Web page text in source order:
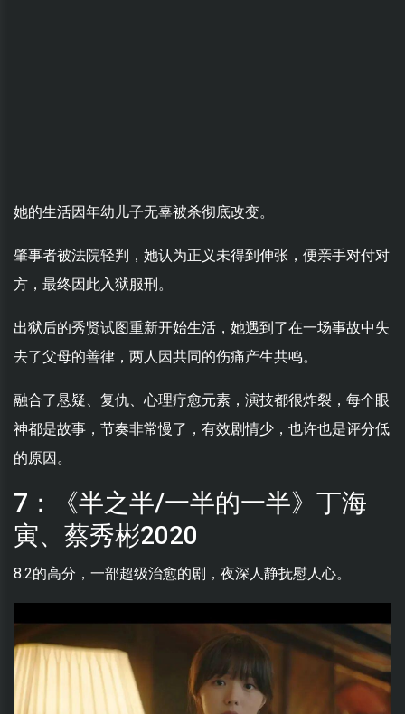
她的生活因年幼儿子无辜被杀彻底改变。
肇事者被法院轻判，她认为正义未得到伸张，便亲手对付对
方，最终因此入狱服刑。
出狱后的秀贤试图重新开始生活，她遇到了在一场事故中失
去了父母的善律，两人因共同的伤痛产生共鸣。
融合了悬疑、复仇、心理疗愈元素，演技都很炸裂，每个眼
神都是故事，节奏非常慢了，有效剧情少，也许也是评分低
的原因。
7：《半之半/一半的一半》丁海
寅、蔡秀彬2020
8.2的高分，一部超级治愈的剧，夜深人静抚慰人心。